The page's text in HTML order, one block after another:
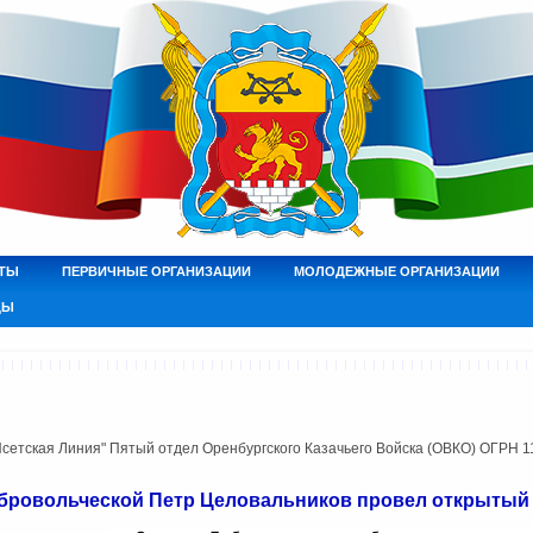
ПЕРВИЧНЫЕ ОРГАНИЗАЦИИ МОЛОДЕЖНЫЕ ОРГАНИЗАЦИИ
Линия" Пятый отдел Оренбургского Казачьего Войска (ОВКО) ОГРН
Петр Целовальников провел открытый